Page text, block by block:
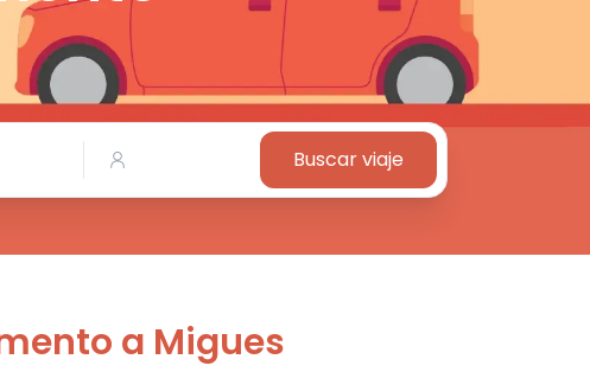
Buscar viaje
a Migues